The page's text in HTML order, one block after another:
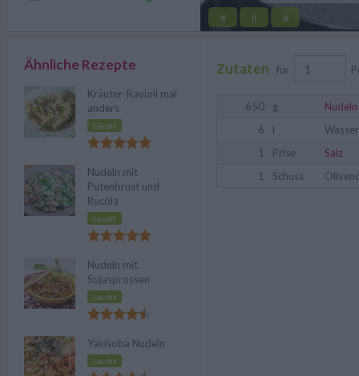
« || »
Zutaten für
650 g Nudeln
6
l
Wasser
1
Prise
Salz
1
Schuss
Ähnliche Rezepte
Kräuter-Ravioli mal
anders
Leicht
Nudeln mit
Putenbrust und
Rucola
Leicht
Nudeln mit
Sojasprossen
Leicht
Yakisoba Nudeln
Leicht